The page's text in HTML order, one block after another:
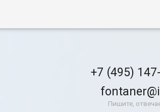
+7 (495)
Пишите,